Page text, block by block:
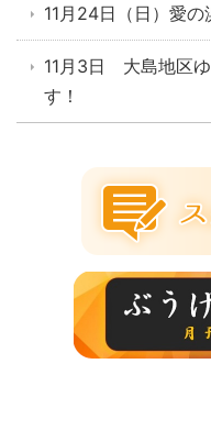
11月24日（日）愛の
11月3日 大島地区
す！